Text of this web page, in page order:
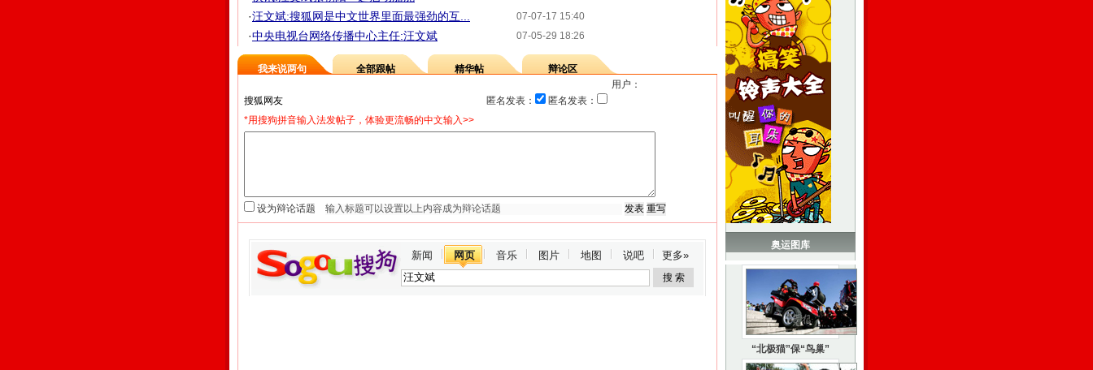
07-07-17 15:40
·汪文斌:搜狐网是中文世界里面最强劲的互...
07-05-29 18:26
·中央电视台网络传播中心主任:汪文斌
我来说两句 全部跟帖 精华帖
辩论区
用户：
匿名发表：
匿名发表：
*用搜狗拼音输入法发帖子，体验更流畅的中文输入>>
设为辩论话题
新闻 网页 音乐 图片 地图 说吧 更多»
奥运图库
“北极猫”保“鸟巢”